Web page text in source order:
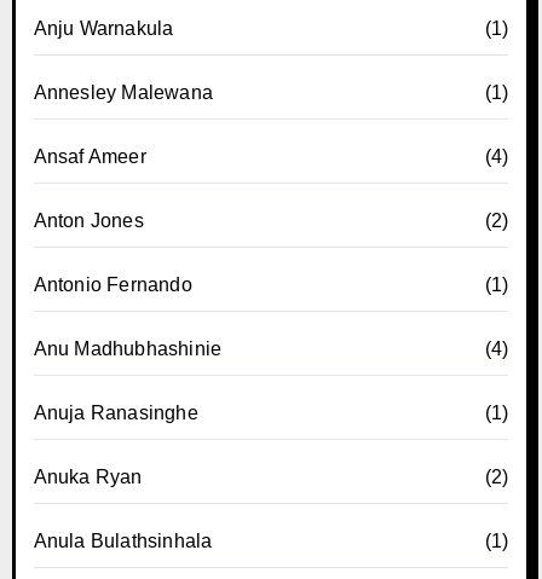
Anju Warnakula (1)
Annesley Malewana (1)
Ansaf Ameer (4)
Anton Jones (2)
Antonio Fernando (1)
Anu Madhubhashinie (4)
Anuja Ranasinghe (1)
Anuka Ryan (2)
Anula Bulathsinhala (1)